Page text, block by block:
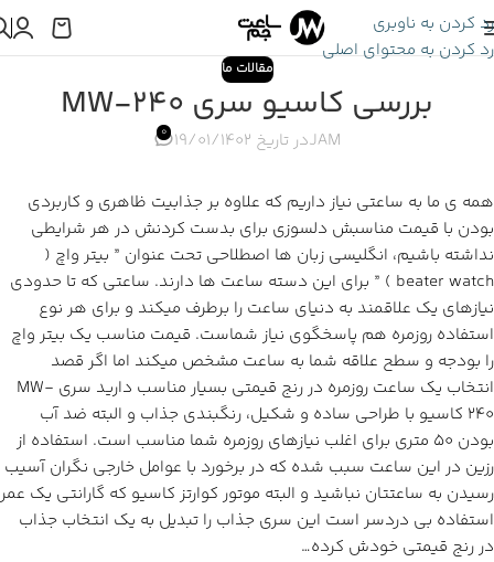
رد کردن به ناوبری
رد کردن به محتوای اصلی
مقالات ما
بررسی کاسیو سری MW-240
JAMدر تاریخ 19/01/1402 0
همه ی ما به ساعتی نیاز داریم که علاوه بر جذابیت ظاهری و کاربردی
بودن با قیمت مناسبش دلسوزی برای بدست کردنش در هر شرایطی
نداشته باشیم، انگلیسی زبان ها اصطلاحی تحت عنوان ” بیتر واچ (
beater watch ) ” برای این دسته ساعت ها دارند. ساعتی که تا حدودی
نیازهای یک علاقمند به دنیای ساعت را برطرف میکند و برای هر نوع
استفاده روزمره هم پاسخگوی نیاز شماست. قیمت مناسب یک بیتر واچ
را بودجه و سطح علاقه شما به ساعت مشخص میکند اما اگر قصد
انتخاب یک ساعت روزمره در رنج قیمتی بسیار مناسب دارید سری MW-
240 کاسیو با طراحی ساده و شکیل، رنگبندی جذاب و البته ضد آب
بودن 50 متری برای اغلب نیازهای روزمره شما مناسب است. استفاده از
رزین در این ساعت سبب شده که در برخورد با عوامل خارجی نگران آسیب
رسیدن به ساعتتان نباشید و البته موتور کوارتز کاسیو که گارانتی یک عمر
استفاده بی دردسر است این سری جذاب را تبدیل به یک انتخاب جذاب
در رنج قیمتی خودش کرده…